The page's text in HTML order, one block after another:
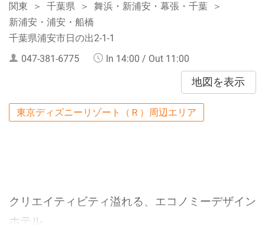
関東 千葉県
舞浜・新浦安・幕張・千葉
新浦安・浦安・船橋
千葉県浦安市日の出2-1-1
047-381-6775 In 14:00 / Out 11:00
地図を表示
東京ディズニーリゾート（Ｒ）周辺エリア
クリエイティビティ溢れる、エコノミーデザイン
ホテル